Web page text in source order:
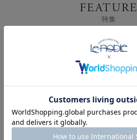
FEATURE
特集
バーチべニアを使ったト